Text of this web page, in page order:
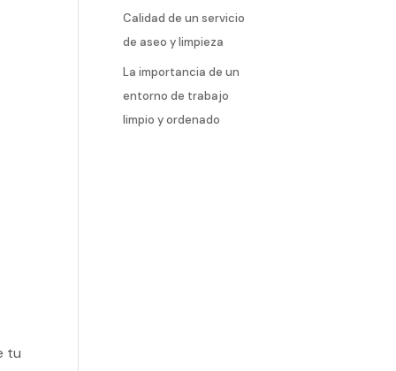
tu
Calidad de un servicio
de aseo y limpieza
La importancia de un
entorno de trabajo
limpio y ordenado